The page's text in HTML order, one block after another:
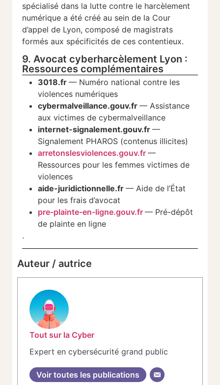
spécialisé dans la lutte contre le harcèlement
numérique a été créé au sein de la Cour
d’appel de Lyon, composé de magistrats
formés aux spécificités de ces contentieux.
9. Avocat cyberharcèlement Lyon :
Ressources complémentaires
3018.fr — Numéro national contre les
violences numériques
cybermalveillance.gouv.fr — Assistance
aux victimes de cybermalveillance
internet-signalement.gouv.fr —
Signalement PHAROS (contenus illicites)
arretonslesviolences.gouv.fr —
Ressources pour les femmes victimes de
violences
aide-juridictionnelle.fr — Aide de l’État
pour les frais d’avocat
pre-plainte-en-ligne.gouv.fr — Pré-dépôt
de plainte en ligne
.
Auteur / autrice
Tout sur la Cyber
Expert en cybersécurité grand public
Voir toutes les publications